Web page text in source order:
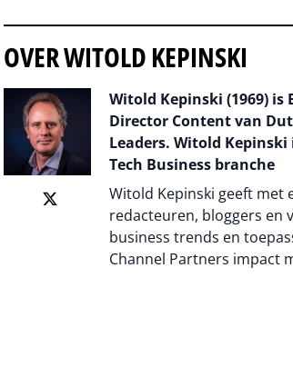
OVER WITOLD KEPINSKI
Witold Kepinski (1969)
Director Content van
Leaders. Witold
Tech Business branche
Witold Kepinski geeft met
redacteuren, bloggers en
business trends en
Channel Partners impact